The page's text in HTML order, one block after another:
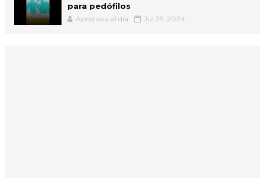
para pedófilos
Apostasia al dia Jul 25, 2024